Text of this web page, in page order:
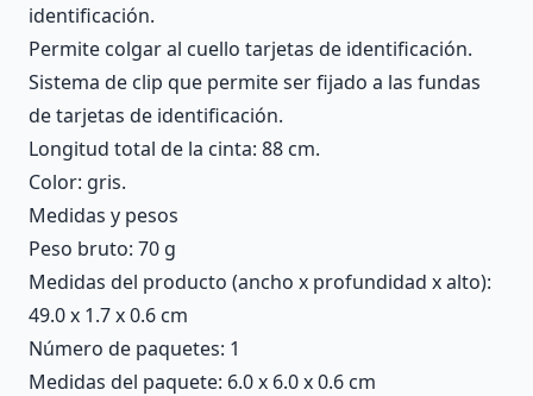
identificación.
Permite colgar al cuello tarjetas de identificación.
Sistema de clip que permite ser fijado a las fundas
de tarjetas de identificación.
Longitud total de la cinta: 88 cm.
Color: gris.
Medidas y pesos
Peso bruto: 70 g
Medidas del producto (ancho x profundidad x alto):
49.0 x 1.7 x 0.6 cm
Número de paquetes: 1
Medidas del paquete: 6.0 x 6.0 x 0.6 cm